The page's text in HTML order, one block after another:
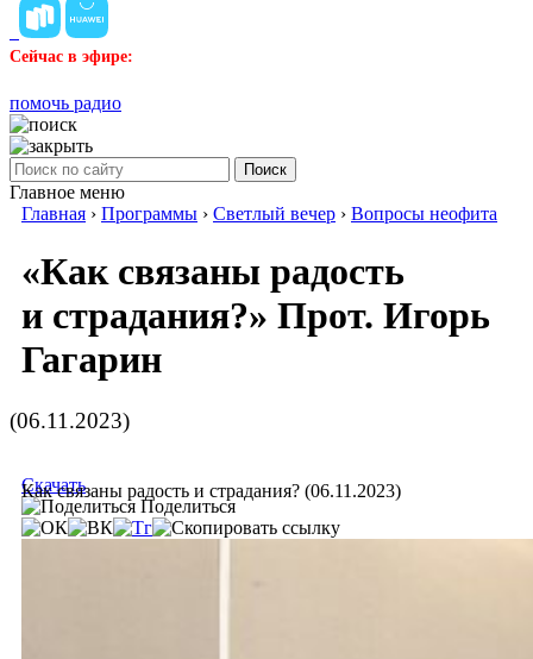
Сейчас в эфире:
помочь радио
Поиск
Главное меню
Главная › Программы › Светлый вечер › Вопросы неофита
«Как связаны радость
и страдания?» Прот. Игорь
Гагарин
(06.11.2023)
Как связаны радость и страдания? (06.11.2023)
Скачать
Поделиться